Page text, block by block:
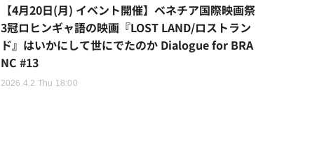
【4月20日(月) イベント開催】ベネチア国際映画祭
3冠ロヒンギャ語の映画『LOST LAND/ロストラン
ド』はいかにして世にでたのか Dialogue for BRA
NC #13
2026.4.2 Thu 18:00